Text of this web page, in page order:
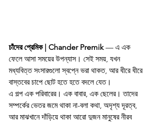
চাঁদের প্রেমিক | Chander Premik — এ এক
ফেলে আসা সময়ের উপন্যাস। সেই সময়, যখন
মধ্যবিত্ত সংসারগুলো স্বপ্নে ভরা থাকত, আর ধীরে ধীরে
বাস্তবের চাপে ছোট হতে হতে বদলে যেত।
এ গল্প এক পরিবারের। এক বাবার, এক ছেলের। তাদের
সম্পর্কের ভেতর জমে থাকা না-বলা কথা, অদৃশ্য দূরত্ব,
আর মাঝখানে দাঁড়িয়ে থাকা আরো দুজন মানুষের নীরব